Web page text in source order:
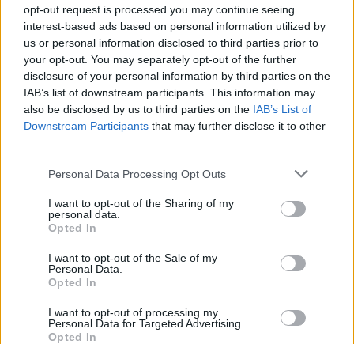
opt-out request is processed you may continue seeing
interest-based ads based on personal information utilized by
us or personal information disclosed to third parties prior to
your opt-out. You may separately opt-out of the further
disclosure of your personal information by third parties on the
IAB’s list of downstream participants. This information may
also be disclosed by us to third parties on the IAB’s List of
Downstream Participants that may further disclose it to other
Please note that this website/app uses one or more Google
not limited to your visit or usage behaviour. You may click to
grant or deny consent to Google and its third-party tags to
use your data for below specified purposes in below Google
consent section.
Personal Data Processing Opt Outs
I want to opt-out of the Sharing of my
personal data.
Opted In
I want to opt-out of the Sale of my
Personal Data.
Opted In
I want to opt-out of processing my
Personal Data for Targeted Advertising.
Opted In
Για παράδειγμα η mobile έκδοση του Firefox φροντίζει
να παραμερίζει όλα τα εργαλεία προκειμένου ο
χρήστης να έχει τον απαραίτητο χώρο για να
σερφάρει ανενόχλητος στο Διαδίκτυο. Οι
μεγαλύτερες, όμως, οθόνες των tablets επιτρέπουν σε
μερικά από τα χρήσιμα αυτά εργαλεία (π.χ. τα tabs)
Συγκεκριμένα, σε landscape mode, τα tabs βρίσκονται
χρήστης να εναλλάσσει τα tabs με τον αριστερό του
αντίχειρα και να κάνει scroll down με το δεξιό. Σε
portrait mode, τα tabs είναι τοποθετημένα σε ένα
μενού στο πάνω μέρος της οθόνης, έτσι ώστε στο